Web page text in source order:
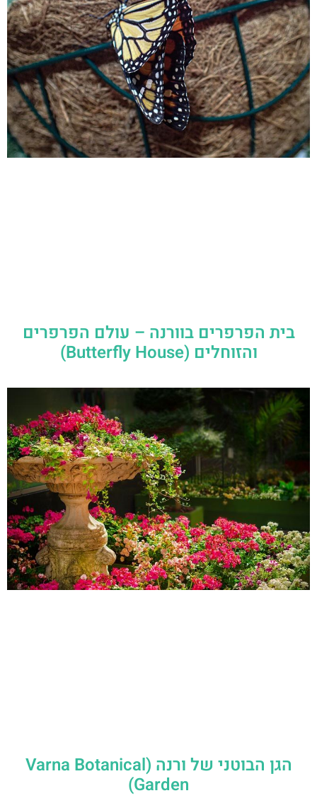
בית הפרפרים בוורנה – עולם הפרפרים
והזוחלים (Butterfly House)
הגן הבוטני של ורנה (Varna Botanical
Garden)